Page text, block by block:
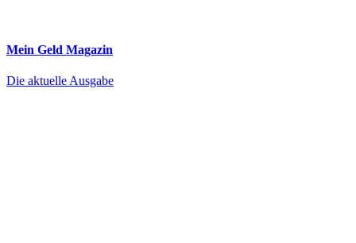
Mein Geld Magazin
Die aktuelle Ausgabe